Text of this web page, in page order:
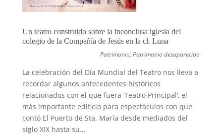
Un teatro construido sobre la inconclusa iglesia del
colegio de la Compañía de Jesús en la cl. Luna
Patrimonio,Patrimonio desaparecido
La celebración del Día Mundial del Teatro nos lleva a
recordar algunos antecedentes históricos
relacionados con el que fuera ‘Teatro Principal’, el
más importante edificio para espectáculos con que
contó El Puerto de Sta. María desde mediados del
siglo XIX hasta su…